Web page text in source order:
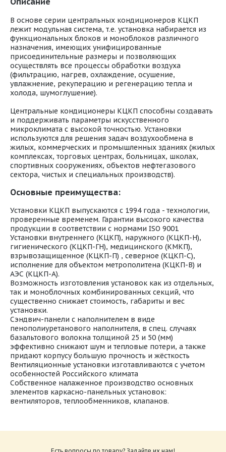
В основе серии центральных кондиционеров КЦКП
лежит модульная система, т.е. установка набирается из
функциональных блоков и моноблоков различного
назначения, имеющих унифицированные
присоединительные размеры и позволяющих
осуществлять все процессы обработки воздуха
(фильтрацию, нагрев, охлаждение, осушение,
увлажнение, рекуперацию и регенерацию тепла и
холода, шумоглушение).
Центральные кондиционеры КЦКП способны создавать
и поддерживать параметры искусственного
микроклимата с высокой точностью. Установки
используются для решения задач воздухообмена в
жилых, коммерческих и промышленных зданиях (жилых
комплексах, торговых центрах, больницах, школах,
спортивных сооружениях, объектов нефтегазового
сектора, чистых и специальных производств).
Основные преимущества:
Установки КЦКП выпускаются с 1994 года - технологии,
проверенные временем. Гарантии высокого качества
продукции в соответствии с нормами ISO 9001
Установки внутреннего (КЦКП), наружного (КЦКП-Н),
гигиенического (КЦКП-ГН), медицинского (КМКП),
взрывозащищенное (КЦКП-П) , северное (КЦКП-С),
исполнение для объектом метрополитена (КЦКП-В) и
АЭС (КЦКП-А).
Возможность изготовления установок как из отдельных,
так и моноблочных комбинированных секций, что
существенно снижает стоимость, габариты и вес
установки.
Сэндвич-панели с наполнителем в виде
пенополиуретанового наполнителя, в спец. случаях
базальтового волокна толщиной 25 и 50 (мм)
эффективно снижают шум и тепловые потери, а также
придают корпусу большую прочность и жёсткость
Вентиляционные установки изготавливаются с учетом
особенностей Российского климата
Собственное налаженное производство основных
элементов каркасно-панельных установок:
вентиляторов, теплообменников, клапанов.
Размер: 11.1 Мб